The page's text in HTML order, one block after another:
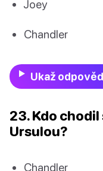
Joey
Chandler
Ukaž
23. Kdo
Ursulou?
Chandler